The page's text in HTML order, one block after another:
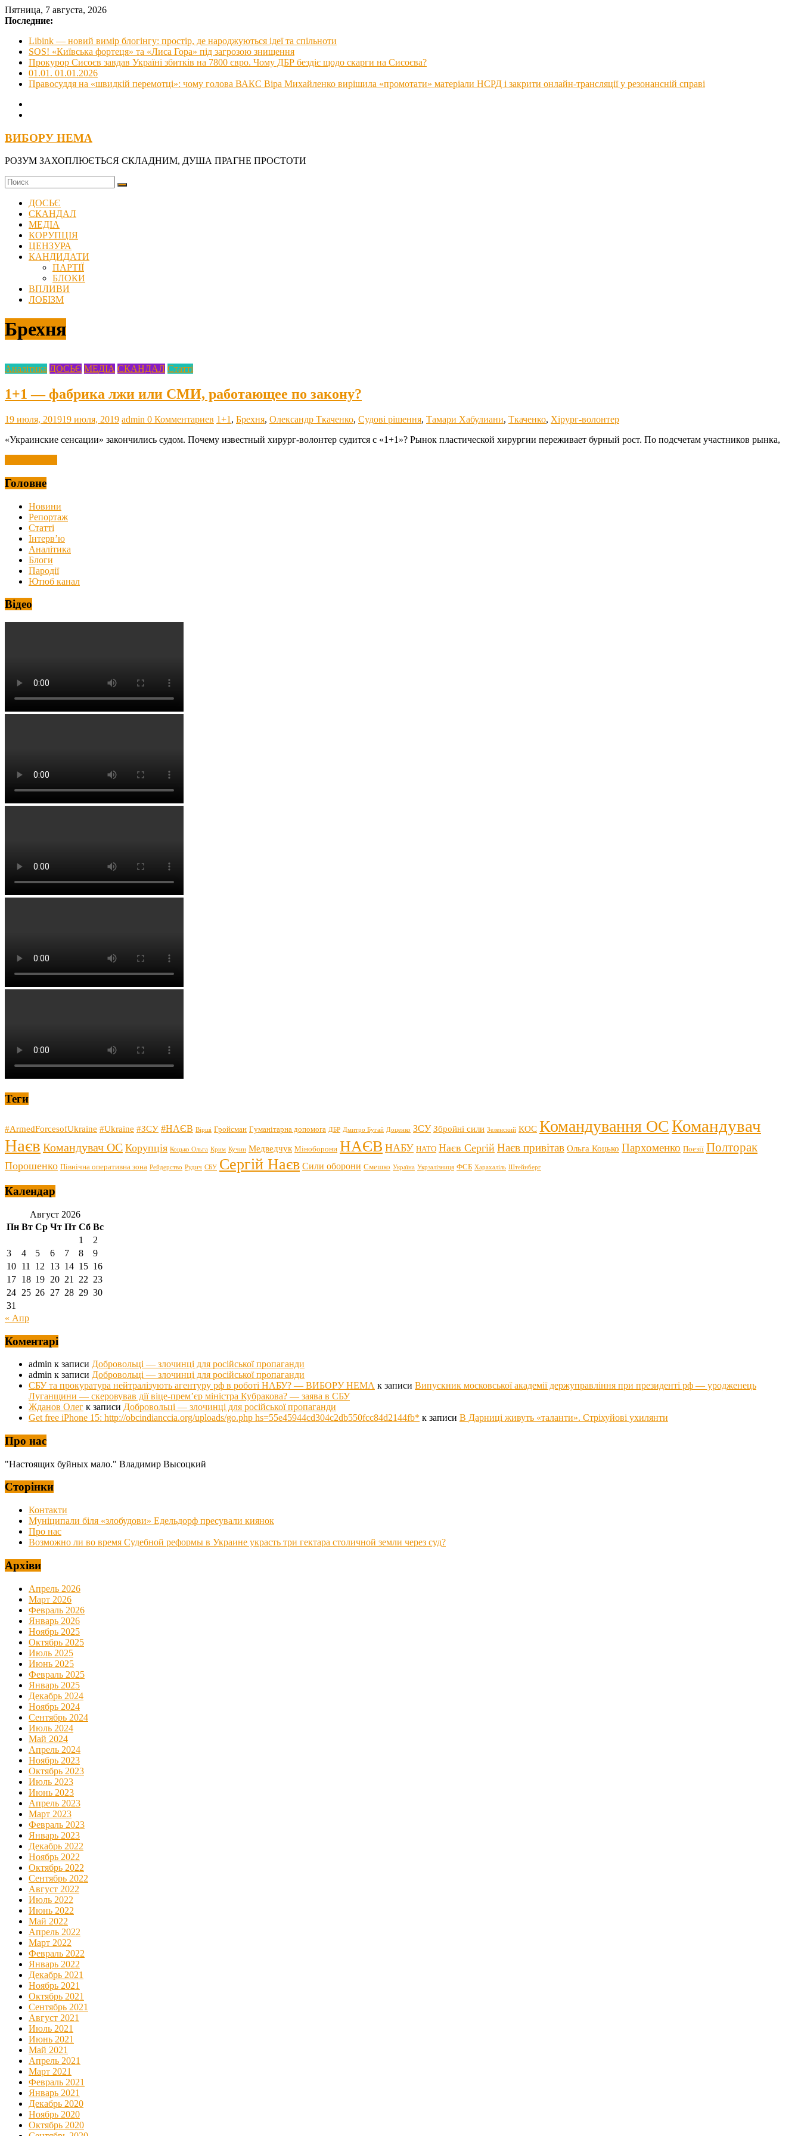
Skip
to
Пятница, 7 августа, 2026
Последние:
Libink — новий вимір блогінгу: простір, де народжуються ідеї та спільноти
SOS! «Київська фортеця» та «Лиса Гора» під загрозою знищення
Прокурор Сисоєв завдав Україні збитків на 7800 євро. Чому ДБР бездіє щодо скарги на Сисоєва?
01.01. 01.01.2026
Правосуддя на «швидкій перемотці»: чому голова ВАКС Віра Михайленко вирішила «промотати» матеріали НСРД і закрити онлайн-трансляції у резонансній справі
ВИБОРУ НЕМА
РОЗУМ ЗАХОПЛЮЄТЬСЯ СКЛАДНИМ, ДУША ПРАГНЕ ПРОСТОТИ
ДОСЬЄ
СКАНДАЛ
МЕДІА
КОРУПЦІЯ
ЦЕНЗУРА
КАНДИДАТИ
ПАРТІЇ
БЛОКИ
ВПЛИВИ
ЛОБІЗМ
Брехня
Аналітика ДОСЬЄ МЕДІА СКАНДАЛ Статті
1+1 — фабрика лжи или СМИ, работающее по закону?
19 июля, 201919 июля, 2019 admin 0 Комментариев 1+1 , Брехня, Олександр Ткаченко, Судові рішення, Тамари Хабулиани, Ткаченко, Хірург-волонтер
«Украинские сенсации» закончились судом. Почему известный хирург-волонтер судится с «1+1»? Рынок пластической хирургии переживает бурный рост. По подсчетам участников рынка,
Головне
Новини
Репортаж
Статті
Інтерв’ю
Аналітика
Блоги
Пародії
Ютюб канал
Відео
Теги
#ArmedForcesofUkraine #Ukraine #ЗСУ #НАЄВ Вірші Гройсман Гуманітарна допомога ДБР Дмитро Бугай Доценко ЗСУ Збройні сили Зеленский КОС Командування ОСКомандувач
Наєв Командувач ОС Корупція Коцько Ольга Крим Кучин Медведчук Міноборони НАЄВ НАБУ НАТО Наєв Сергій Наєв привітав Ольга Коцько Пархоменко Поезії Полторак
Порошенко Північна оперативна зона Рейдерство Рудич СБУ Сергій Наєв Сили оборони Смешко Україна Укрзалізниця ФСБ Харахаліль Штейнберг
Календар
Август 2026
Пн Вт Ср Чт Пт Сб Вс
1
2
3
4 5 6 7 8
9
10 11 12 13 14 15 16
17 18 19 20 21 22 23
24 25 26 27 28 29 30
31
« Апр
Коментарі
admin к записи Добровольці — злочинці для російської пропаганди
admin к записи Добровольці — злочинці для російської пропаганди
СБУ та прокуратура нейтралізують агентуру рф в роботі НАБУ? — ВИБОРУ НЕМА к записи Випускник московської академії держуправління при президенті рф — уродженець
Луганщини — скеровував дії віце-прем’єр міністра Кубракова? — заява в СБУ
Жданов Олег к записи Добровольці — злочинці для російської пропаганди
Get free iPhone 15: http://obcindianccia.org/uploads/go.php hs=55e45944cd304c2db550fcc84d2144fb* к записи В Дарниці живуть «таланти». Стріхуйові ухилянти
Про нас
"Настоящих буйных мало." Владимир Высоцкий
Сторінки
Контакти
Муніципали біля «злобудови» Едельдорф пресували киянок
Про нас
Возможно ли во время Судебной реформы в Украине украсть три гектара столичной земли через суд?
Архіви
Апрель 2026
Март 2026
Февраль 2026
Январь 2026
Ноябрь 2025
Октябрь 2025
Июль 2025
Июнь 2025
Февраль 2025
Январь 2025
Декабрь 2024
Ноябрь 2024
Сентябрь 2024
Июль 2024
Май 2024
Апрель 2024
Ноябрь 2023
Октябрь 2023
Июль 2023
Июнь 2023
Апрель 2023
Март 2023
Февраль 2023
Январь 2023
Декабрь 2022
Ноябрь 2022
Октябрь 2022
Сентябрь 2022
Август 2022
Июль 2022
Июнь 2022
Май 2022
Апрель 2022
Март 2022
Февраль 2022
Январь 2022
Декабрь 2021
Ноябрь 2021
Октябрь 2021
Сентябрь 2021
Август 2021
Июль 2021
Июнь 2021
Май 2021
Апрель 2021
Март 2021
Февраль 2021
Январь 2021
Декабрь 2020
Ноябрь 2020
Октябрь 2020